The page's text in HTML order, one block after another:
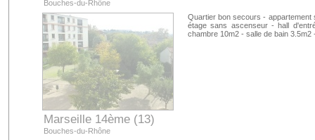
Bouches-du-Rhône
Marseille 14ème (13)
Bouches-du-Rhône
Quartier bon secours - appartement
étage sans ascenseur - hall
chambre 10m2 - salle de bain